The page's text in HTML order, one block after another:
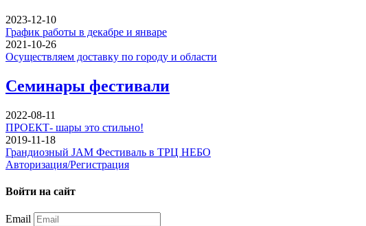
2023-12-10
График работы в декабре и январе
2021-10-26
Осуществляем доставку по городу и области
Семинары фестивали
2022-08-11
ПРОЕКТ- шары это стильно!
2019-11-18
Грандиозный JAM Фестиваль в ТРЦ НЕБО
Авторизация/Регистрация
Войти на сайт
Email